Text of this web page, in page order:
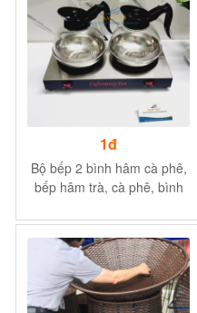
1đ
Bộ bếp 2 bình hâm cà phê,
bếp hâm trà, cà phê, bình